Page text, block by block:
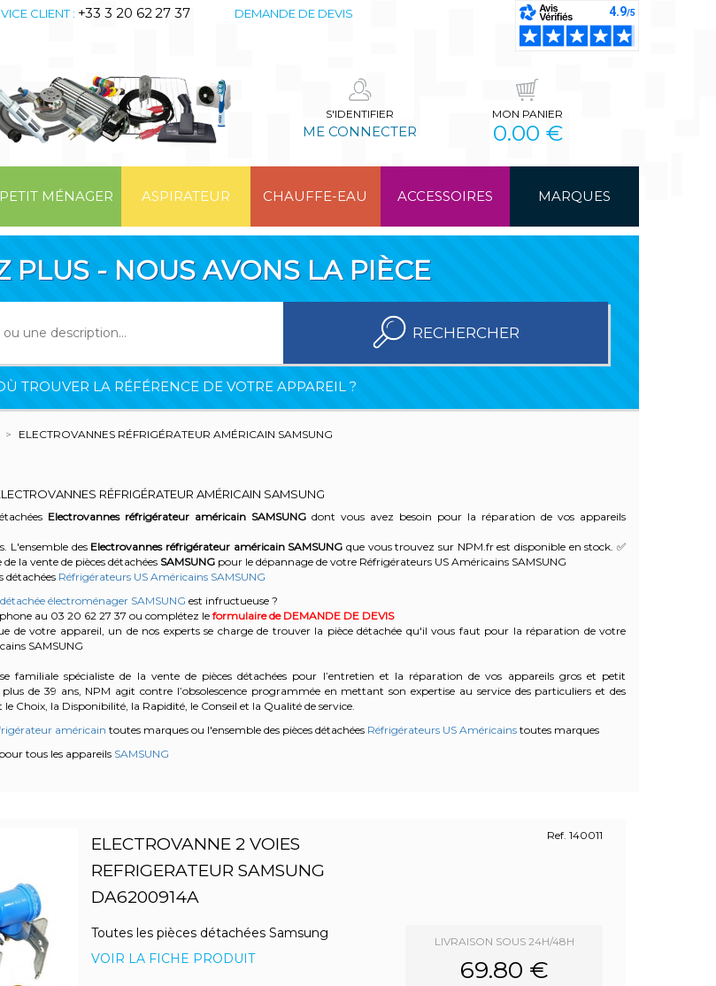
CLIENT : +33 3 20 62 27 37 DEMANDE DE DEVIS
S'IDENTIFIER
ME CONNECTER
MON PANIER
0.00 €
PETIT MÉNAGER ASPIRATEUR CHAUFFE-EAU ACCESSOIRES MARQUES
PLUS - NOUS AVONS LA PIÈCE
RECHERCHER
TROUVER LA RÉFÉRENCE DE VOTRE APPAREIL ?
ELECTROVANNES RÉFRIGÉRATEUR AMÉRICAIN SAMSUNG
RÉFRIGÉRATEUR AMÉRICAIN SAMSUNG
Electrovannes réfrigérateur américain SAMSUNGdont vous avez besoin pour la réparation de vos appareils
L'ensemble des Electrovannes réfrigérateur américain SAMSUNG que vous trouvez sur NPM.fr est disponible en stock. ✅
la vente de pièces détachées SAMSUNGpour le dépannage de votre Réfrigérateurs US Américains SAMSUNG
détachées Réfrigérateurs US Américains SAMSUNG
électroménager SAMSUNG est infructueuse ?
au 03 20 62 27 37 ou complétez le formulaire de DEMANDE DE DEVIS
de votre appareil, un de nos experts se charge de trouver la pièce détachée qu'il vous faut pour la réparation de votre
SAMSUNG
familiale spécialiste de la vente de pièces détachées pour l’entretien et la réparation de vos appareils gros et petit
de 39 ans, NPM agit contre l’obsolescence programmée en mettant son expertise au service des particuliers et des
le Choix, la Disponibilité, la Rapidité, le Conseil et la Qualité de service.
américain toutes marques ou l'ensemble des pièces détachées Réfrigérateurs US Américainstoutes marques
tous les appareils SAMSUNG
ELECTROVANNE 2 VOIES
REFRIGERATEUR SAMSUNG
DA6200914A
Ref. 140011
Toutes les pièces détachées Samsung
VOIR LA FICHE PRODUIT
LIVRAISON SOUS 24H/48H
69.80 €